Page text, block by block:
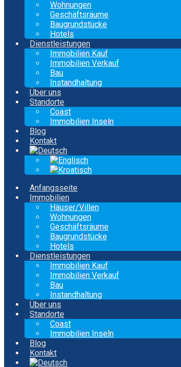
Wohnungen
Geschäftsräume
Baugrundstücke
Hotels
Dienstleistungen
Immobilien Kauf
Immobilien Verkauf
Bau
Instandhaltung
Über uns
Standorte
Coast
Immobilien Inseln
Blog
Kontakt
Anfangsseite
Immobilien
Häuser/Villen
Wohnungen
Geschäftsräume
Baugrundstücke
Hotels
Dienstleistungen
Immobilien Kauf
Immobilien Verkauf
Bau
Instandhaltung
Über uns
Standorte
Coast
Immobilien Inseln
Blog
Kontakt